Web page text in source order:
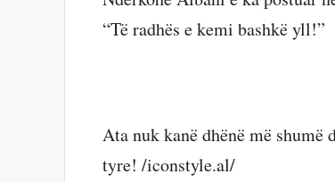
“Të radhës e kemi bashkë yll!”
Ata nuk kanë dhënë më
tyre! /iconstyle.al/